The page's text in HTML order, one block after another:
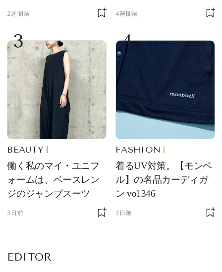
2週間前
ンド【フレデリック・
をレビュー。【それい
け！ 良品ハンター】
4週間前
3
BEAUTY
働く私のマイ・ユニフ
ォームは、ベースレン
ジのジャンプスーツ
3日前
4
FASHION
着るUV対策。【モンベ
ル】の名品カーディガ
ン vol.346
3日前
EDITOR